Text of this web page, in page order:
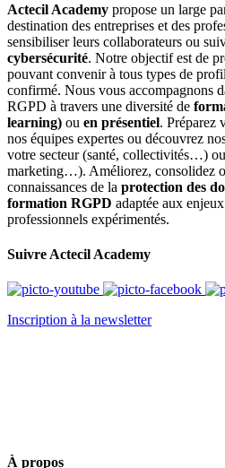
Actecil Academy propose un large
destination des entreprises et des
sensibiliser leurs collaborateurs ou
cybersécurité. Notre objectif est de
pouvant convenir à tous types de
confirmé. Nous vous accompagnons
RGPD à travers une diversité de
learning) ou en présentiel. Préparez
nos équipes expertes ou découvrez
votre secteur (santé, collectivités…)
marketing…). Améliorez, consolidez
connaissances de la protection des
formation RGPD adaptée aux
professionnels expérimentés.
Suivre Actecil Academy
Inscription à la newsletter
À propos